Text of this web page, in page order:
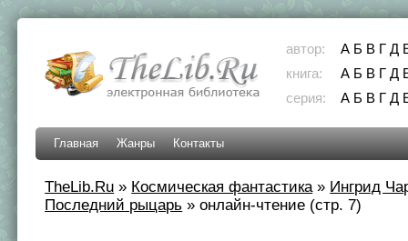
автор: А Б В Г Д
книга:
А Б В Г Д
серия:
А Б В Г Д
Главная Жанры Контакты
TheLib.Ru » Космическая фантастика» Ингрид
Последний рыцарь »онлайн-чтение (стр. 7)